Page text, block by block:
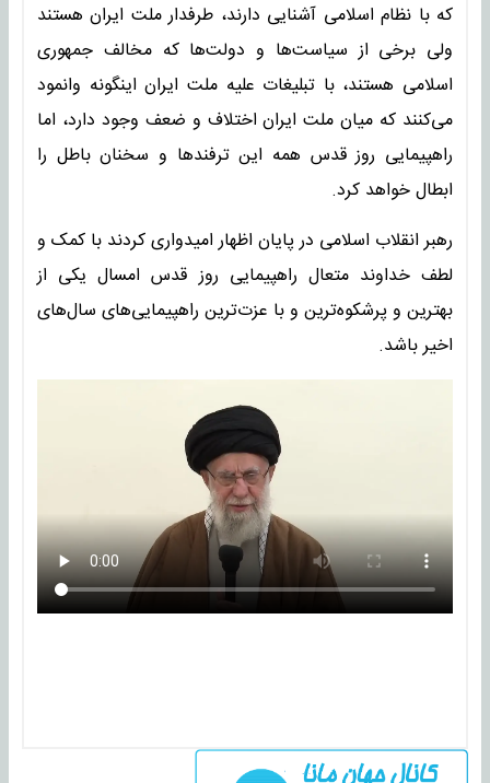
که با نظام اسلامی آشنایی دارند، طرفدار ملت ایران هستند
ولی برخی از سیاست‌ها و دولت‌ها که مخالف جمهوری
اسلامی هستند، با تبلیغات علیه ملت ایران اینگونه وانمود
می‌کنند که میان ملت ایران اختلاف و ضعف وجود دارد، اما
راهپیمایی روز قدس همه این ترفند‌ها و سخنان باطل را
ابطال خواهد کرد.
رهبر انقلاب اسلامی در پایان اظهار امیدواری کردند با کمک و
لطف خداوند متعال راهپیمایی روز قدس امسال یکی از
بهترین و پرشکوه‌ترین و با عزت‌ترین راهپیمایی‌های سال‌های
اخیر باشد.